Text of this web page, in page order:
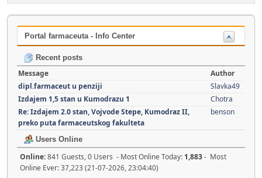
Portal farmaceuta - Info Center
Recent posts
Message
Author
dipl.farmaceut u penziji
Slavka49
Izdajem 1,5 stan u Kumodrazu 1
Chotra
Re: Izdajem 2.0 stan, Vojvode Stepe, Kumodraz II,
preko puta farmaceutskog fakulteta
benson
Users Online
Online:841 Guests, 0 Users - Most Online Today: 1,883- Most
Online Ever: 37,223 (21-07-2026, 23:04:40)